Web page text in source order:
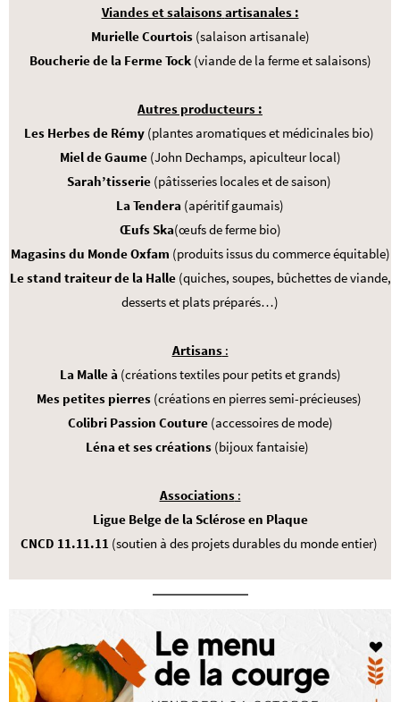
Viandes et salaisonsartisanales :
Murielle Courtois(salaison artisanale)
Boucherie de la Ferme Tock (viande de la ferme et salaisons)
Autres producteurs :
Les Herbes de Rémy (plantes aromatiques et médicinales bio)
Miel de Gaume (John Dechamps, apiculteur local)
Sarah’tisserie (pâtisseries locales et de saison)
La Tendera (apéritif gaumais)
Œufs Ska(œufs de ferme bio)
Magasins du Monde Oxfam (produits issus du commerce équitable)
Le stand traiteur de la Halle(quiches, soupes, bûchettes de viande,
desserts et plats préparés…)
Artisans:
La Malle à (créations textiles pour petits et grands)
Mes petites pierres (créations en pierres semi-précieuses)
Colibri Passion Couture (accessoires de mode)
Léna et ses créations (bijoux fantaisie)
Associations:
Ligue Belge de la Sclérose en Plaque
CNCD 11.11.11(soutien à des projets durables du monde entier)